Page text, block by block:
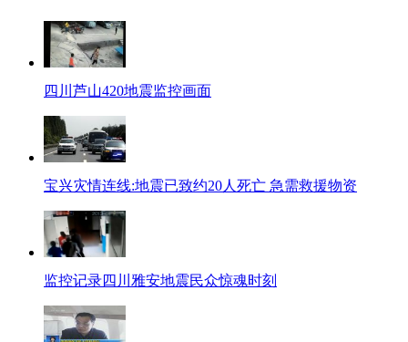
四川芦山420地震监控画面
宝兴灾情连线:地震已致约20人死亡 急需救援物资
监控记录四川雅安地震民众惊魂时刻